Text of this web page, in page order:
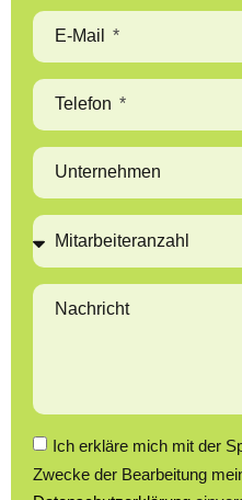
E-Mail
Telefon
Unternehmen
Nachricht
Ich erkläre mich mit der
Zwecke der Bearbeitung